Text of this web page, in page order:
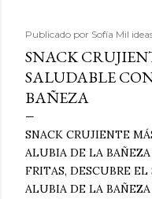
Publicado por Sofía Mil
SNACK
SALUDABLE
BAÑEZA
SNACK CRUJIENTE
ALUBIA DE LA
FRITAS, DESCUBRE
ALUBIA DE LA